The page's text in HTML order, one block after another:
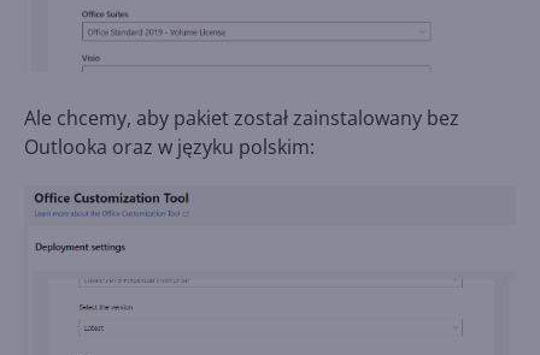
Ale chcemy, aby pakiet został zainstalowany bez
Outlooka oraz w języku polskim: